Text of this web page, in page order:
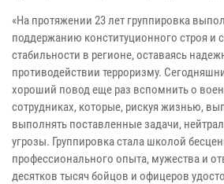
«На протяжении 23 лет группировка
поддержанию конституционного строя и
стабильности в регионе, оставаясь
противодействии терроризму.
хороший повод еще раз вспомнить о
сотрудниках, которые, рискуя жизнью,
выполнять поставленные задачи,
угрозы. Группировка стала школой
профессионального опыта, мужества и
десятков тысяч бойцов и офицеров